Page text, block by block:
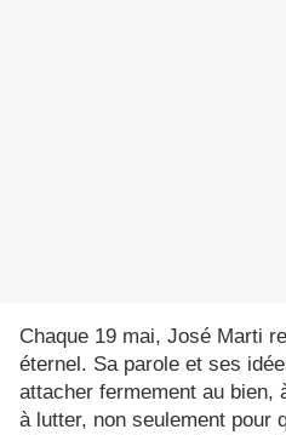
Chaque 19 mai, José Marti
éternel. Sa parole et ses
attacher fermement au bien,
à lutter, non seulement pour